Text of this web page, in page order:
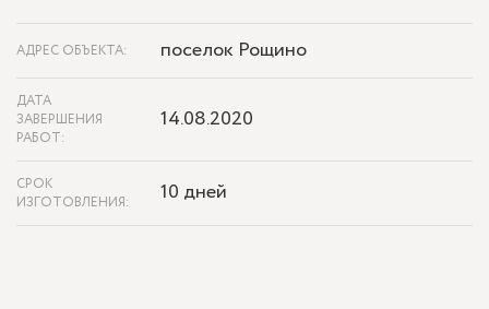
АДРЕС ОБЪЕКТА: поселок Рощино
ДАТА
ЗАВЕРШЕНИЯ
РАБОТ:
14.08.2020
СРОК
ИЗГОТОВЛЕНИЯ:
10 дней